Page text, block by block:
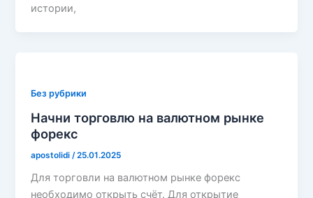
истории,
Без рубрики
Начни торговлю на валютном рынке
форекс
apostolidi /25.01.2025
Для торговли на валютном рынке форекс
необходимо открыть счёт. Для открытие